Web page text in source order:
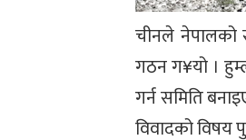
चीनले नेपालको
गठन ग¥यो ।
गर्न समिति
विवादको विषय